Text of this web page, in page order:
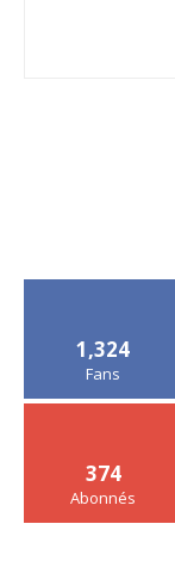
1,324
Fans
374
Abonnés